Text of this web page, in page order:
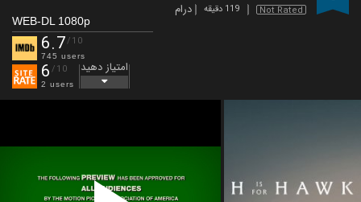
Not Rated 119 دقیقه درام
WEB-DL 1080p
6.7/10
745 users
6 /10
2 users
امتیاز دهید